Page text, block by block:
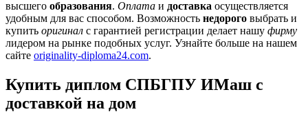
высшего образования. Оплата и доставка осуществляется
удобным для вас способом. Возможность недорого выбрать и
купить оригинал с гарантией регистрации делает нашу фирму
лидером на рынке подобных услуг. Узнайте больше на нашем
сайте originality-diploma24.com.
Купить диплом СПБГПУ ИМаш с
доставкой на дом